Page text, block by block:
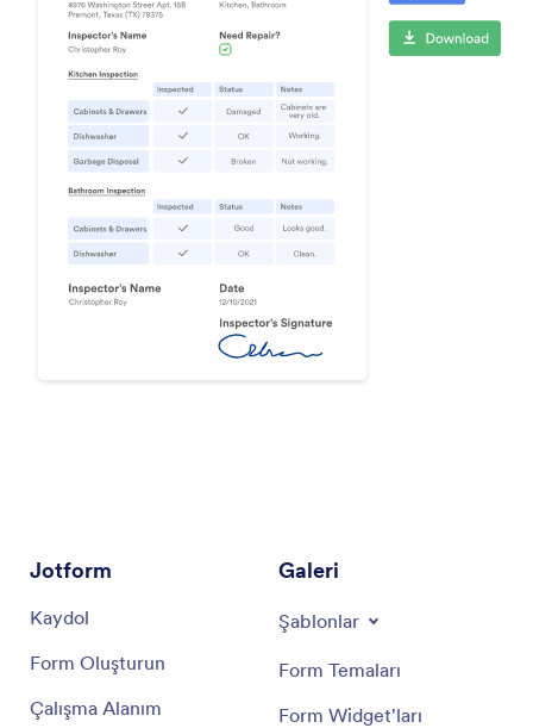
Jotform
Kaydol
Form Oluşturun
Çalışma Alanım
Galeri
Şablonlar
Form Temaları
Form Widget'ları